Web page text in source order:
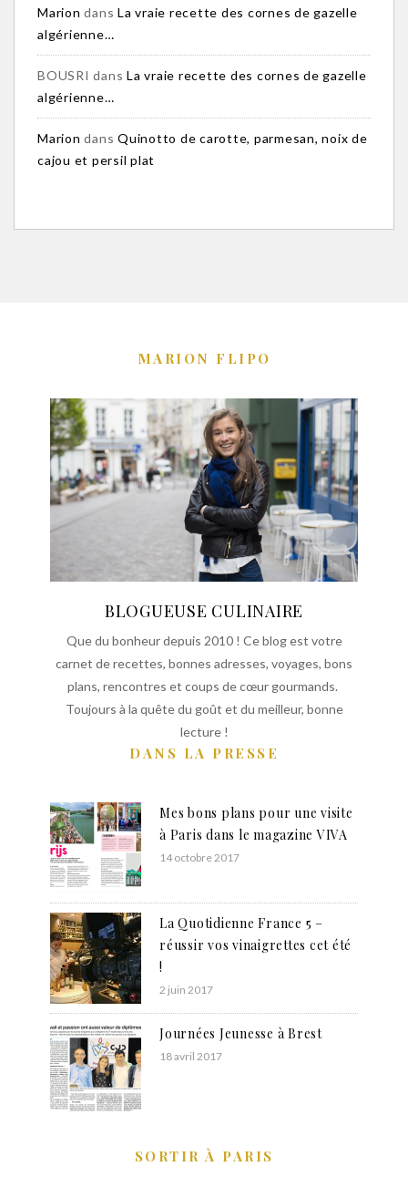
Marion dans La vraie recette des cornes de gazelle
algérienne…
BOUSRI dans La vraie recette des cornes de gazelle
algérienne…
Marion dans Quinotto de carotte, parmesan, noix de
cajou et persil plat
MARION FLIPO
BLOGUEUSE CULINAIRE
Que du bonheur depuis 2010 ! Ce blog est votre
carnet de recettes, bonnes adresses, voyages, bons
plans, rencontres et coups de cœur gourmands.
Toujours à la quête du goût et du meilleur, bonne
lecture !
DANS LA PRESSE
Mes bons plans pour une visite
à Paris dans le magazine VIVA
14 octobre 2017
La Quotidienne France 5 –
réussir vos vinaigrettes cet été
!
2 juin 2017
Journées Jeunesse à Brest
18 avril 2017
SORTIR À PARIS